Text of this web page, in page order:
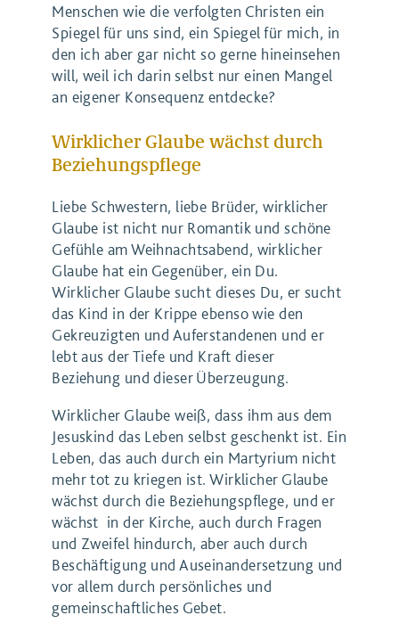
Menschen wie die verfolgten Christen ein
Spiegel für uns sind, ein Spiegel für mich, in
den ich aber gar nicht so gerne hineinsehen
will, weil ich darin selbst nur einen Mangel
an eigener Konsequenz entdecke?
Wirklicher Glaube wächst durch
Beziehungspflege
Liebe Schwestern, liebe Brüder, wirklicher
Glaube ist nicht nur Romantik und schöne
Gefühle am Weihnachtsabend, wirklicher
Glaube hat ein Gegenüber, ein Du.
Wirklicher Glaube sucht dieses Du, er sucht
das Kind in der Krippe ebenso wie den
Gekreuzigten und Auferstandenen und er
lebt aus der Tiefe und Kraft dieser
Beziehung und dieser Überzeugung.
Wirklicher Glaube weiß, dass ihm aus dem
Jesuskind das Leben selbst geschenkt ist. Ein
Leben, das auch durch ein Martyrium nicht
mehr tot zu kriegen ist. Wirklicher Glaube
wächst durch die Beziehungspflege, und er
wächst in der Kirche, auch durch Fragen
und Zweifel hindurch, aber auch durch
Beschäftigung und Auseinandersetzung und
vor allem durch persönliches und
gemeinschaftliches Gebet.